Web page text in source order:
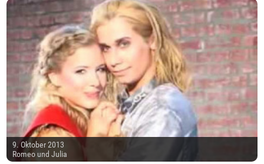
9. Oktober 2013
Romeo und Julia